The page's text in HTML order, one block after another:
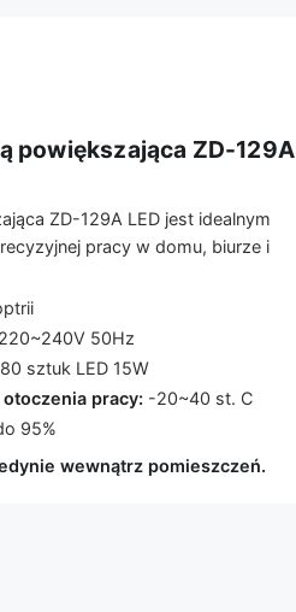
powiększająca ZD-129A
ZD-129A LED jest idealnym
pracy w domu, biurze i
50Hz
80 sztuk LED 15W
pracy: -20~40 st. C
95%
wewnątrz pomieszczeń.